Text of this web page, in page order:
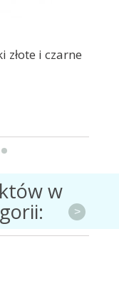
i czarne
w
>